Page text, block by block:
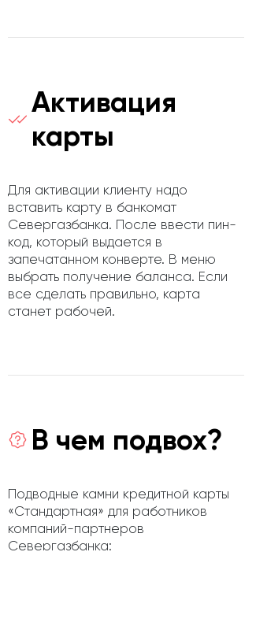
Активация
карты
Для активации клиенту надо
вставить карту в банкомат
Севергазбанка. После ввести пин-
код, который выдается в
запечатанном конверте. В меню
выбрать получение баланса. Если
все сделать правильно, карта
станет рабочей.
В чем подвох?
Подводные камни кредитной карты
«Стандартная» для работников
компаний-партнеров
Севергазбанка: